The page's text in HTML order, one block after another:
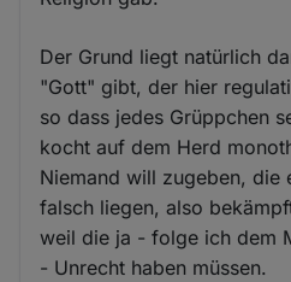
Der Grund liegt natürlich
"Gott" gibt, der hier
so dass jedes Grüppchen
kocht auf dem Herd
Niemand will zugeben, die
falsch liegen, also
weil die ja - folge ich dem
- Unrecht haben müssen.